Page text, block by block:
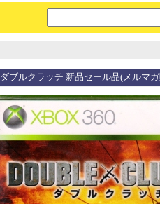
ダブルクラッチ 新品セール品(メルマ